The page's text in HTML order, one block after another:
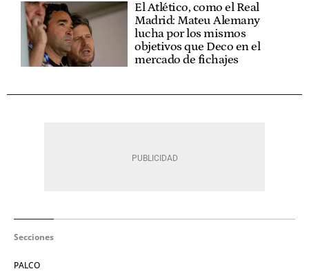
El Atlético, como el Real
Madrid: Mateu Alemany
lucha por los mismos
objetivos que Deco en el
mercado de fichajes
Secciones
PALCO